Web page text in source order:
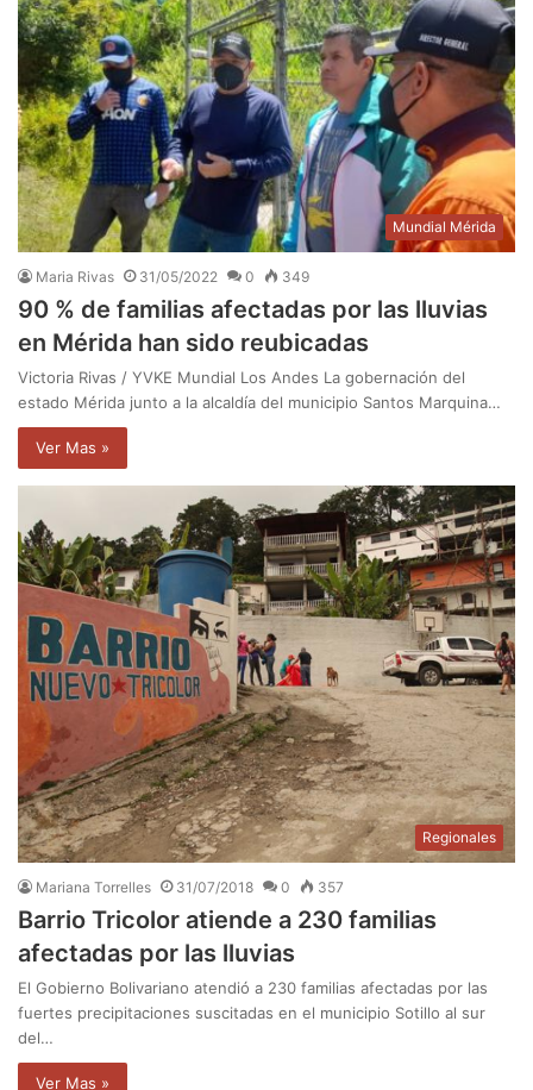
Mundial Mérida
Maria Rivas 31/05/2022 0 349
90 % de familias afectadas por las lluvias
en Mérida han sido reubicadas
Victoria Rivas / YVKE Mundial Los Andes La gobernación del
estado Mérida junto a la alcaldía del municipio Santos Marquina…
Ver Mas »
Regionales
Mariana Torrelles 31/07/2018 0 357
Barrio Tricolor atiende a 230 familias
afectadas por las lluvias
El Gobierno Bolivariano atendió a 230 familias afectadas por las
fuertes precipitaciones suscitadas en el municipio Sotillo al sur
del…
Ver Mas »